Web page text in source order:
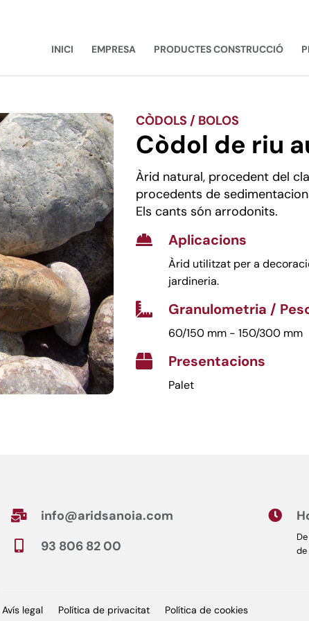
INICI EMPRESA PRODUCTES CONSTRUCCIÓ
CÒDOLS / BOLOS
Còdol de riu
Àrid natural, procedent del
procedents de
Els cants són arrodonits.

Aplicacions
Àrid utilitzat per a
jardineria.
 Granulometria /
60/150 mm - 150/300 mm
 Presentacions
Palet
 info@aridsanoia.com
 93 806 82 00

de
Avís legal Política de privacitat Política de cookies